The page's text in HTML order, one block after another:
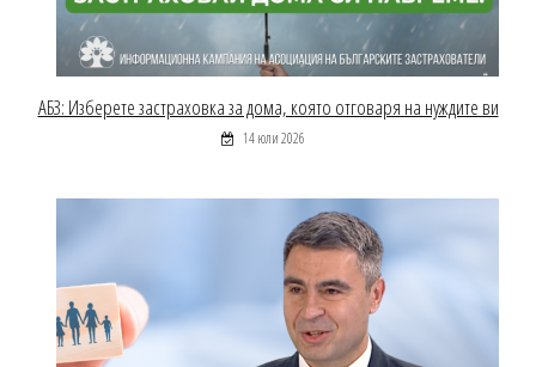
АБЗ: Изберете застраховка за дома, която отговаря на нуждите ви
14 юли 2026